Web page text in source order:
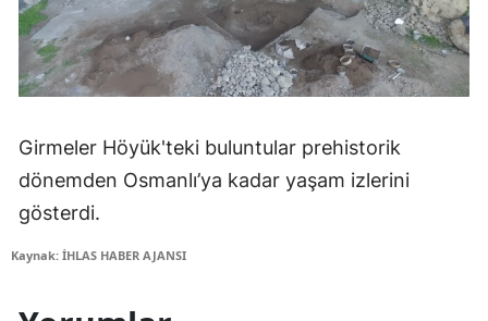
Girmeler Höyük'teki buluntular prehistorik
dönemden Osmanlı’ya kadar yaşam izlerini
gösterdi.
Kaynak: İHLAS HABER AJANSI